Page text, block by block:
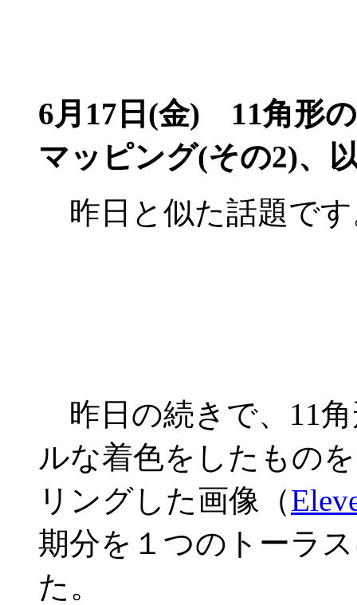
6月17日(金) 11角形
マッピング(その2)、
昨日と似た話題で
昨日の続きで、11
ルな着色をしたもの
リングした画像（
期分を１つのトーラ
た。